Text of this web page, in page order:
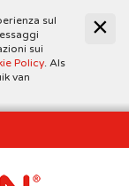
sul
sui
Policy. Als
van